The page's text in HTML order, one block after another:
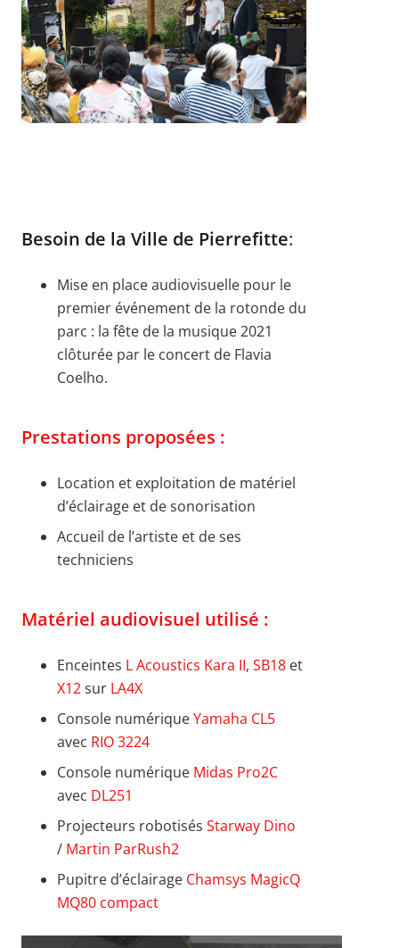
Besoin de la Ville de Pierrefitte:
Mise en place audiovisuelle pour le
premier événement de la rotonde du
parc : la fête de la musique 2021
clôturée par le concert de Flavia
Coelho.
Prestations proposées :
Location et exploitation de matériel
d’éclairage et de sonorisation
Accueil de l’artiste et de ses
techniciens
Matériel audiovisuel utilisé :
Enceintes L Acoustics Kara II, SB18 et
X12sur LA4X
Console numériqueYamaha CL5
avec RIO 3224
Console numérique Midas Pro2C
avec DL251
Projecteurs robotisés Starway Dino
/ Martin ParRush2
Pupitre d’éclairage Chamsys MagicQ
MQ80 compact